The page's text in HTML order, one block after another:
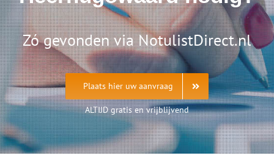
Zó gevonden via NotulistDirect.nl
Plaats hier uw aanvraag
ALTIJD gratis en vrijblijvend